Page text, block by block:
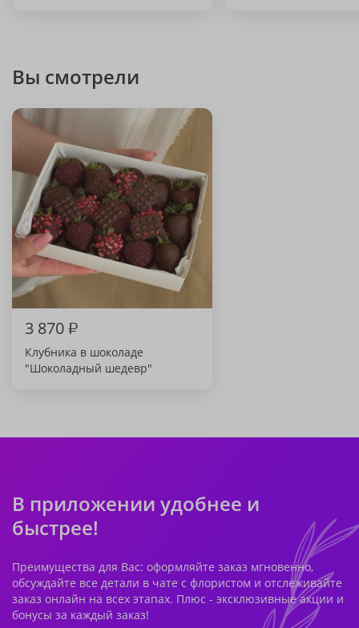
Вы смотрели
3 870₽
Клубника в шоколаде
"Шоколадный шедевр"
В приложении удобнее и
быстрее!
Преимущества для Вас: оформляйте заказ мгновенно,
обсуждайте все детали в чате с флористом и отслеживайте
заказ онлайн на всех этапах. Плюс - эксклюзивные акции и
бонусы за каждый заказ!